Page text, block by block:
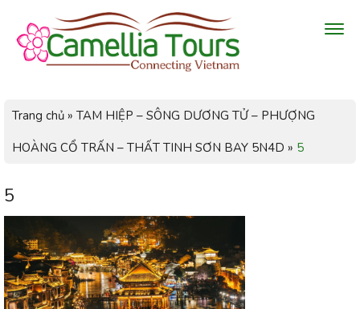
Trang chủ » TAM HIỆP – SÔNG DƯƠNG TỬ – PHƯỢNG
HOÀNG CỔ TRẤN – THẤT TINH SƠN BAY 5N4D » 5
5